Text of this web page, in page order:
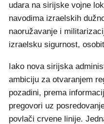
udara na sirijske vojne
navodima izraelskih
naoružavanje i
izraelsku sigurnost,
Iako nova sirijska
ambiciju za otvaranjem
pozadini, prema
pregovori uz
povlači crvene linije.